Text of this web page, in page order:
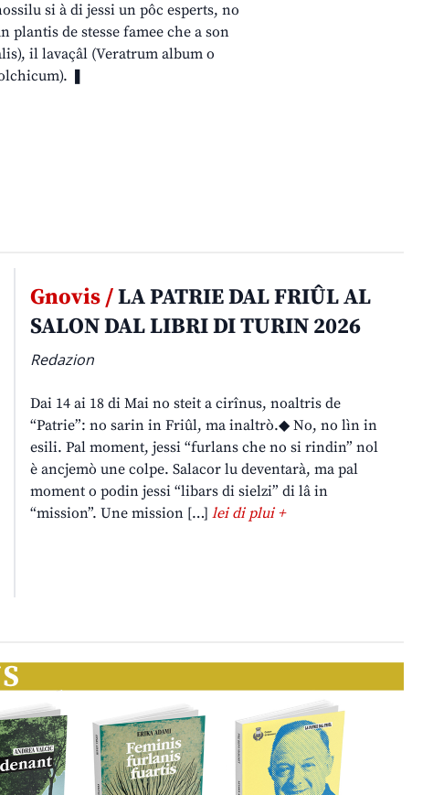
si à di jessi un pôc esperts, no
plantis de stesse famee che a son
il lavaçâl (Veratrum album o
❚
Gnovis /LA PATRIE DAL FRIÛL AL
SALON DAL LIBRI DI TURIN 2026
Redazion
Dai 14 ai 18 di Mai no steit a cirînus, noaltris de
“Patrie”: no sarin in Friûl, ma inaltrò.◆ No, no lìn in
esili. Pal moment, jessi “furlans che no si rindin” nol
è ancjemò une colpe. Salacor lu deventarà, ma pal
moment o podin jessi “libars di sielzi” di lâ in
“mission”. Une mission […]lei di plui +